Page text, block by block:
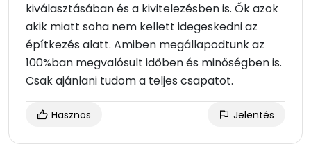
kiválasztásában és a kivitelezésben is. Ők azok
akik miatt soha nem kellett idegeskedni az
építkezés alatt. Amiben megállapodtunk az
100%ban megvalósult időben és minőségben is.
Csak ajánlani tudom a teljes csapatot.
Hasznos Jelentés